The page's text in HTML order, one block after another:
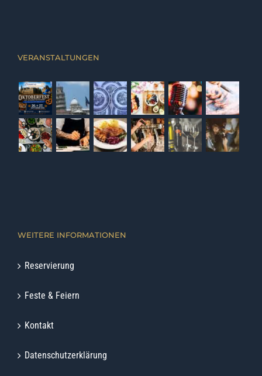
VERANSTALTUNGEN
WEITERE INFORMATIONEN
Reservierung
Feste & Feiern
Kontakt
Datenschutzerklärung